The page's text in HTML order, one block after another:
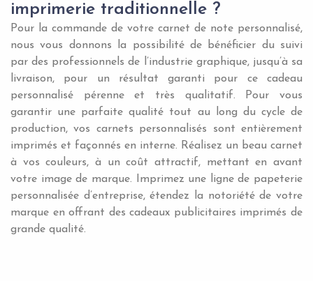
imprimerie traditionnelle ?
Pour la commande de votre carnet de note personnalisé,
nous vous donnons la possibilité de bénéficier du suivi
par des professionnels de l’industrie graphique, jusqu’à sa
livraison, pour un résultat garanti pour ce cadeau
personnalisé pérenne et très qualitatif. Pour vous
garantir une parfaite qualité tout au long du cycle de
production, vos carnets personnalisés sont entièrement
imprimés et façonnés en interne. Réalisez un beau carnet
à vos couleurs, à un coût attractif, mettant en avant
votre image de marque. Imprimez une ligne de papeterie
personnalisée d’entreprise, étendez la notoriété de votre
marque en offrant des cadeaux publicitaires imprimés de
grande qualité.